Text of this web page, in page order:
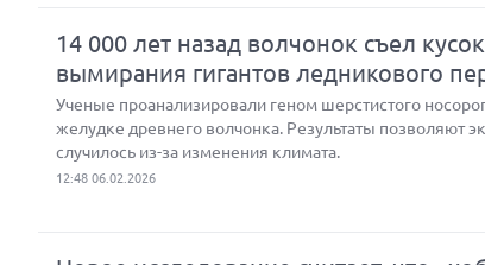
14 000 лет назад волчонок съел
вымирания гигантов ледникового
Ученые проанализировали геном шерстистого
желудке древнего волчонка. Результаты позволяют
случилось из-за изменения климата.
12:48 06.02.2026